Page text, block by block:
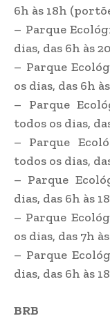
6h às 18h
– Parque
dias, das 6h às
– Parque
os dias, das 6h
– Parque
todos os dias,
– Parque
todos os dias,
– Parque
dias, das 6h às
– Parque
os dias, das 7h
– Parque
dias, das 6h às
BRB